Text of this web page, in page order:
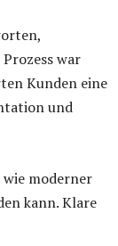
war
Kunden eine
und
moderner
kann. Klare